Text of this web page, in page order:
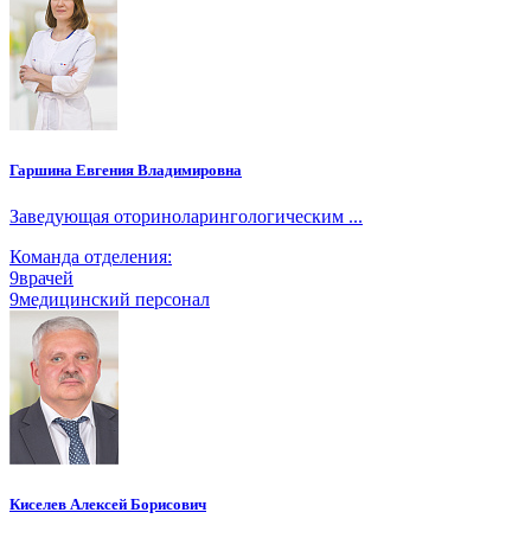
Гаршина Евгения Владимировна
Заведующая оториноларингологическим ...
Команда отделения:
9врачей
9медицинский персонал
Киселев Алексей Борисович